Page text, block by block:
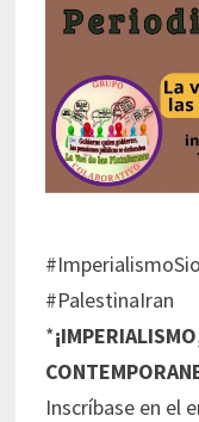
#PalestinaIran
*
Inscríbase en el